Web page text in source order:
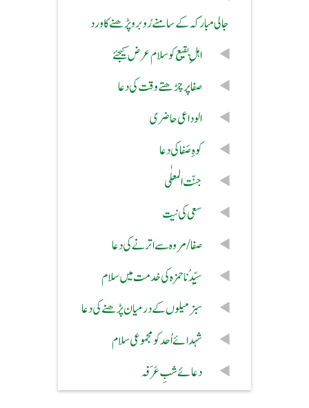
جالی مبارکہ کے سامنے رُو برو پڑھنے کا ورد
اہلِ بقیع کو سلام عرض کیجئے
صفا پر چڑھتے وقت کی دعا
الوداعی حاضری
کوہِ صَفا کی دعا
جنّت المعلٰی
سعی کی نیت
صفا/مروہ سے اترنے کی دعا
سیِّدُنا حمزہ کی خدمت میں سلام
سبز میلوں کے درمیان پڑھنے کی دعا
شہدائے اُحد کو مجموعی سلام
دعائے شبِ عَرَفہ